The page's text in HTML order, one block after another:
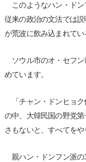
このようなハン・ドン
従来の政治の文法では
が荒波に飲み込まれてい
ソウル市のオ・セフン
めています。
「チャン・ドンヒョク
の中、大韓民国の野党第
さもないと、すべてをや
親ハン・ドンフン派の